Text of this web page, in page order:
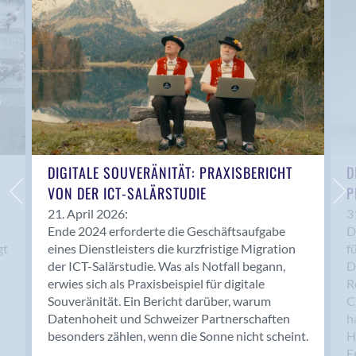
Anwil
Appenzell
Au SG
Baar
Baden
Balsthal
Balzers
Basel
Bassersdorf
Belp
Bendern
Benken (SG)
Bergdietikon
Berlin
Bern
Bern - Liebefeld
DIGITALE SOUVERÄNITÄT: PRAXISBERICHT
VON DER ICT-SALÄRSTUDIE
21. April 2026:
Ende 2024 erforderte die Geschäftsaufgabe
eines Dienstleisters die kurzfristige Migration
der ICT-Salärstudie. Was als Notfall begann,
erwies sich als Praxisbeispiel für digitale
Souveränität. Ein Bericht darüber, warum
Datenhoheit und Schweizer Partnerschaften
besonders zählen, wenn die Sonne nicht scheint.